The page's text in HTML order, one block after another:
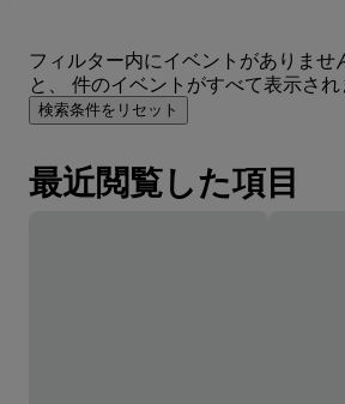
フィルター内にイベントがありませ
と、 件のイベントがすべて表示され
検索条件をリセット
最近閲覧した項目